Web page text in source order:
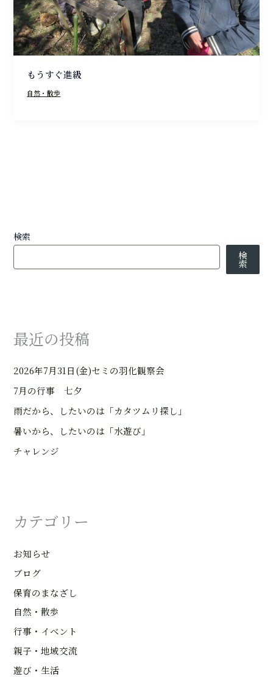
もうすぐ進級
自然・散歩
検索
検
索
最近の投稿
2026年7月31日(金)セミの羽化観察会
7月の行事 七夕
雨だから、したいのは「カタツムリ探し」
暑いから、したいのは「水遊び」
チャレンジ
カテゴリー
お知らせ
ブログ
保育のまなざし
自然・散歩
行事・イベント
親子・地域交流
遊び・生活